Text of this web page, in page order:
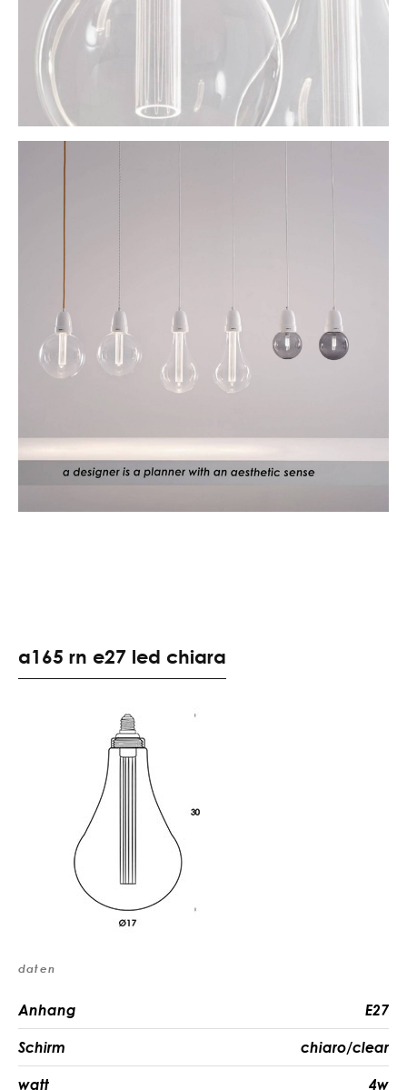
a165 rn e27 led chiara
daten
Anhang E27
Schirm chiaro/clear
watt 4w